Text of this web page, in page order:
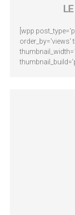
[wpp
order_by='views'